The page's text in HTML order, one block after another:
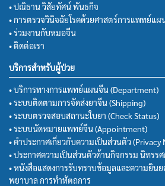
• ปณิธาน วิสัยทัศน์ พันธกิจ
• การตรวจวินิจฉัยโรคด้วยศาสตร์การแพทย์แผ
• ร่วมงานกับหมอจีน
• ติดต่อเรา
บริการสำหรับผู้ป่วย
• บริการทางการแพทย์แผนจีน (Department)
• ระบบติดตามการจัดส่งยาจีน (Shipping)
• ระบบตรวจสอบสถานะใบยา (Check Status)
• ระบบนัดหมายแพทย์จีน (Appointment)
• คำประกาศเกี่ยวกับความเป็นส่วนตัว (Privacy
• ประกาศความเป็นส่วนตัวด้านกิจกรรม นิทรร
• หนังสือแสดงการรับทราบข้อมูลและความยิน
พยาบาล การทำหัตถการ